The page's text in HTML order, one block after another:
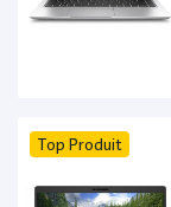
Top Produit